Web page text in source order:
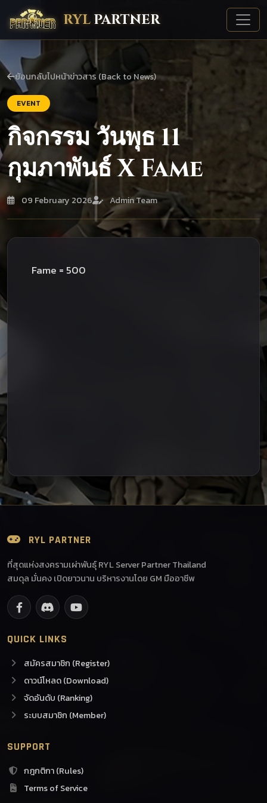
RYL PARTNER
ย้อนกลับไปหน้าข่าวสาร (Back to News)
EVENT
กิจกรรม วันพุธ 11
กุมภาพันธ์ X Fame
09 February 2026 Admin Team
Fame = 500
RYL PARTNER
ที่สุดแห่งสงครามเผ่าพันธุ์ RYL Server Partner Thailand
สมดุล มั่นคง เปิดยาวนาน บริหารงานโดย GM มืออาชีพ
QUICK LINKS
สมัครสมาชิก (Register)
ดาวน์โหลด (Download)
จัดอันดับ (Ranking)
ระบบสมาชิก (Member)
SUPPORT
กฎกติกา (Rules)
Terms of Service